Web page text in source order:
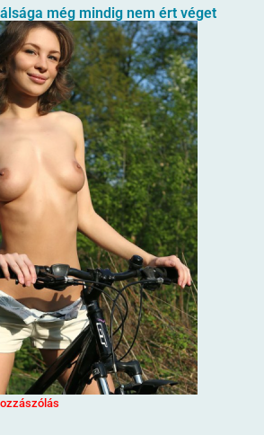
még mindig nem ért véget